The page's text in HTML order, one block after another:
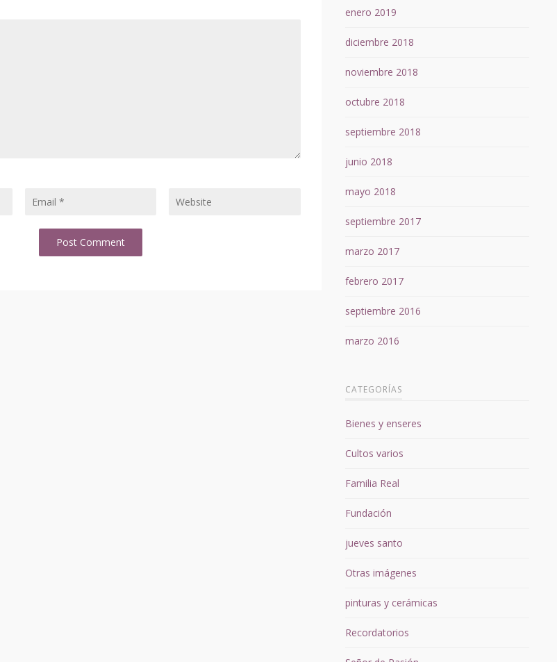
enero 2019
diciembre 2018
noviembre 2018
octubre 2018
septiembre 2018
junio 2018
mayo 2018
septiembre 2017
marzo 2017
febrero 2017
septiembre 2016
marzo 2016
CATEGORÍAS
Bienes y enseres
Cultos varios
Familia Real
Fundación
jueves santo
Otras imágenes
pinturas y cerámicas
Recordatorios